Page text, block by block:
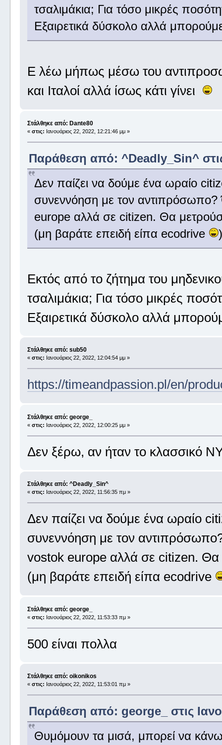
τσαλιμάκια; Για τόσο μικρές
Εξαιρετικά δύσκολο αλλά
Ε λέω μήπως μέσω του
και Ιταλοί αλλά ίσως κάτι γίνει
Στάλθηκε από: Dante80
« στις: Ιανουάριος 22, 2022, 12:21:46 μμ »
Παράθεση από: ^Deadly_Sin^
Δεν παίζει να δούμε ένα ωραίο
συνεννόηση με τον
europe αλλά σε citizen. Θα
(μη βαράτε επειδή είπα ecodrive
)
Εκτός από το ζήτημα του
τσαλιμάκια; Για τόσο μικρές
Εξαιρετικά δύσκολο αλλά
Στάλθηκε από: sub50
« στις: Ιανουάριος 22, 2022, 12:04:54 μμ »
https://timeandpassion.pl/en/
Στάλθηκε από: george_
« στις: Ιανουάριος 22, 2022, 12:00:25 μμ »
Δεν ξέρω, αν ήταν το κλασσικό
Στάλθηκε από: ^Deadly_Sin^
« στις: Ιανουάριος 22, 2022, 11:56:35 πμ »
Δεν παίζει να δούμε ένα ωραίο
συνεννόηση με τον
vostok europe αλλά σε citizen. Θα
(μη βαράτε επειδή είπα ecodrive
Στάλθηκε από: george_
« στις: Ιανουάριος 22, 2022, 11:53:33 πμ »
500 είναι πολλα
Στάλθηκε από: oikonikos
« στις: Ιανουάριος 22, 2022, 11:53:01 πμ »
Παράθεση από: george_ στις
Θυμόμουν τα μισά, μπορεί να